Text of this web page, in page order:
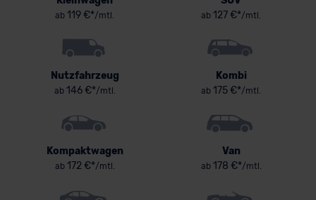
ab 119 €*/mtl. ab 127 €*/mtl.
Nutzfahrzeug
ab146 €*/mtl.
Kombi
ab 175 €*/mtl.
Kompaktwagen
ab172 €*/mtl.
Van
ab178 €*/mtl.